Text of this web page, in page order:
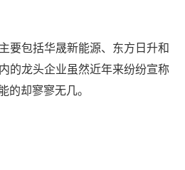
要包括华晟新能源、东方日升和
的龙头企业虽然近年来纷纷宣称
却寥寥无几。